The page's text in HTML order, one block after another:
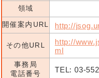
領域
開催案内URL
http://
その他URL
http://
ml
事務局
電話番号
TEL: 03-